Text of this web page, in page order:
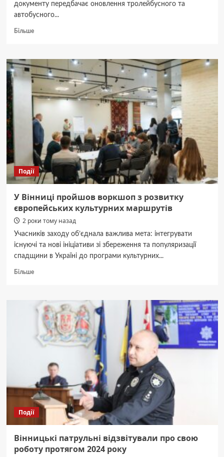
документу передбачає оновлення тролейбусного та
автобусного...
БільшеДокладніше
Вінниці
презентували
нову
Програму
розвитку
міського
пасажирського
транспорту
Події
У Вінниці пройшов воркшоп з розвитку
європейських культурних маршрутів
2 роки тому назад
Учасників заходу об’єднала важлива мета: інтегрувати
існуючі та нові ініціативи зі збереження та популяризації
спадщини в Україні до програми культурних...
БільшеДокладніше
Вінниці
пройшов
воркшоп
розвитку
європейських
маршрутів
Події
Вінницькі патрульні відзвітували про свою
роботу протягом 2024 року